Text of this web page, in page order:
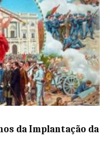
da Implantação da